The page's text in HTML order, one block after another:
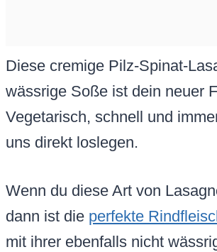
Diese cremige Pilz-Spinat-
wässrige Soße ist dein neuer
Vegetarisch, schnell und
uns direkt loslegen.
Wenn du diese Art von
dann ist die perfekte
mit ihrer ebenfalls nicht